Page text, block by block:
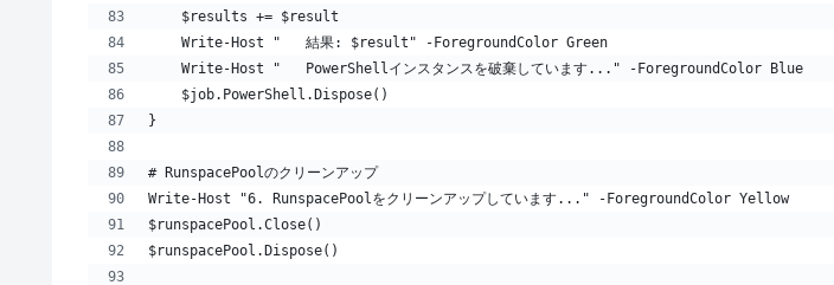
    $results += $result
    Write-Host "   結果: $result" -ForegroundColor Green
    Write-Host "   PowerShellインスタンスを破棄しています..." -ForegroundColor Blue
    $job.PowerShell.Dispose()
}
# RunspacePoolのクリーンアップ
Write-Host "6. RunspacePoolをクリーンアップしています..." -ForegroundColor Yellow
$runspacePool.Close()
$runspacePool.Dispose()